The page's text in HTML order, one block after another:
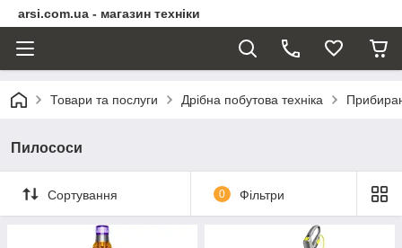
arsi.com.ua - магазин техніки
Товари та послуги Дрібна побутова техніка
Пилососи
Сортування 0 Фільтри